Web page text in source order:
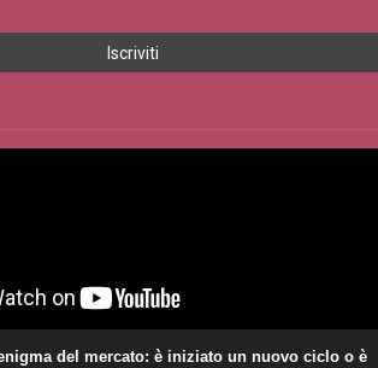
del mercato: è iniziato un nuovo ciclo o è